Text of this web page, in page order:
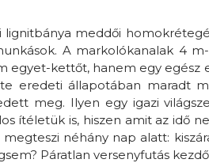
lignitbánya meddői
A markolókanalak 4
egyet-kettőt, hanem egy egész
eredeti állapotában maradt
meg. Ilyen egy igazi
ítéletük is, hiszen amit az idő
néhány nap alatt:
Páratlan versenyfutás